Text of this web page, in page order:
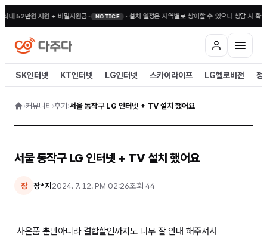
대 52만원 지원 + 비밀지원금• NOTICE · 설치 일정은 지역별로 상이할 수 있으니 상담 시 확인
SK인터넷 KT인터넷 LG인터넷 스카이라이프 LG헬로비전 정
›커뮤니티 ›후기 ›서울 동작구 LG 인터넷 + TV 설치 했어요
서울 동작구 LG 인터넷 + TV 설치 했어요
장 장*지 2024. 7. 12. PM 02:26조회 44
사은품 뿐만아니라 결합할인까지도 너무 잘 안내 해주셔서